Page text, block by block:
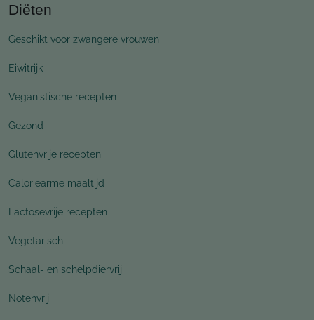
Diëten
Geschikt voor zwangere vrouwen
Eiwitrijk
Veganistische recepten
Gezond
Glutenvrije recepten
Caloriearme maaltijd
Lactosevrije recepten
Vegetarisch
Schaal- en schelpdiervrij
Notenvrij